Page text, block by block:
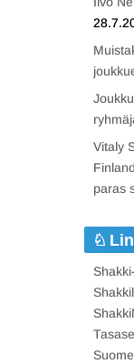
Vitaly
paras